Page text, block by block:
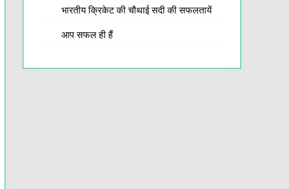
भारतीय क्रिकेट की चौथाई सदी की सफलतायें
आप सफल ही हैं